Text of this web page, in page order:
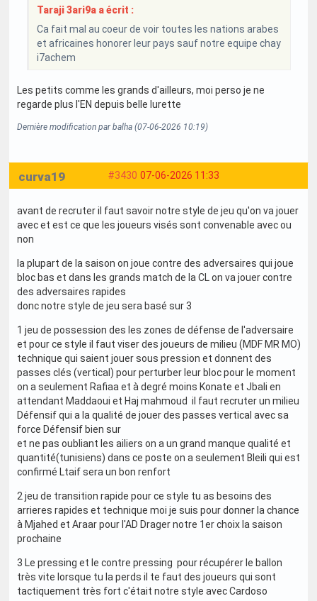
Taraji 3ari9a a écrit :
Ca fait mal au coeur de voir toutes les nations arabes
et africaines honorer leur pays sauf notre equipe chay
i7achem
Les petits comme les grands d'ailleurs, moi perso je ne
regarde plus l'EN depuis belle lurette
Dernière modification par balha (07-06-2026 10:19)
#3430 07-06-2026 11:33
curva19
avant de recruter il faut savoir notre style de jeu qu'on va jouer
avec et est ce que les joueurs visés sont convenable avec ou
non
la plupart de la saison on joue contre des adversaires qui joue
bloc bas et dans les grands match de la CL on va jouer contre
des adversaires rapides
donc notre style de jeu sera basé sur 3
1 jeu de possession des les zones de défense de l'adversaire
et pour ce style il faut viser des joueurs de milieu (MDF MR MO)
technique qui saient jouer sous pression et donnent des
passes clés (vertical) pour perturber leur bloc pour le moment
on a seulement Rafiaa et à degré moins Konate et Jbali en
attendant Maddaoui et Haj mahmoud il faut recruter un milieu
Défensif qui a la qualité de jouer des passes vertical avec sa
force Défensif bien sur
et ne pas oubliant les ailiers on a un grand manque qualité et
quantité(tunisiens) dans ce poste on a seulement Bleili qui est
confirmé Ltaif sera un bon renfort
2 jeu de transition rapide pour ce style tu as besoins des
arrieres rapides et technique moi je suis pour donner la chance
à Mjahed et Araar pour l'AD Drager notre 1er choix la saison
prochaine
3 Le pressing et le contre pressing pour récupérer le ballon
très vite lorsque tu la perds il te faut des joueurs qui sont
tactiquement très fort c'était notre style avec Cardoso